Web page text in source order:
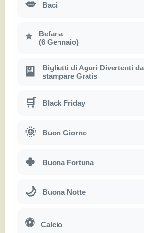
💋 Baci
⭐
Befana
(6 Gennaio)
🎴
Biglietti di Aguri Divertenti da
stampare Gratis
🛒 Black Friday
🌞 Buon Giorno
🍀 Buona Fortuna
🌙 Buona Notte
⚽ Calcio